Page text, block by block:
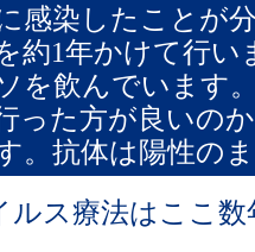
感染したことが
約1年かけて行い
を飲んでいます
った方が良いの
。抗体は陽性の
ルス療法はここ